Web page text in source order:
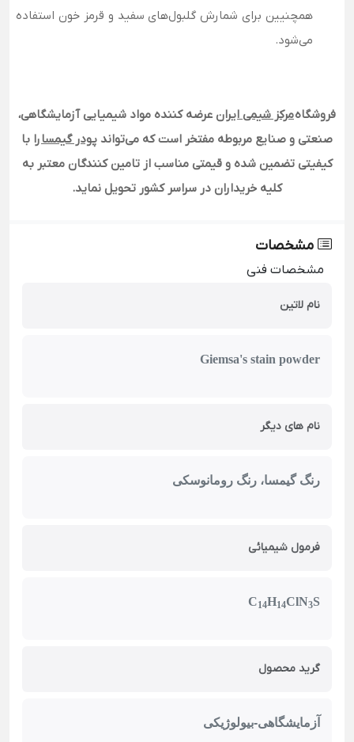
همچنیین برای شمارش گلبول‌های سفید و قرمز خون استفاده
می‌شود.
فروشگاهمرکز شیمی ایران عرضه کننده مواد شیمیایی آزمایشگاهی،
صنعتی و صنایع مربوطه مفتخر است که می‌تواند پودر گیمسارا با
کیفیتی تضمین شده و قیمتی مناسب از تامین کنندگان معتبر به
کلیه خریداران در سراسر کشور تحویل نماید.
مشخصات
مشخصات فنی
نام لاتین
Giemsa's stain powder
نام های دیگر
رنگ گیمسا، رنگ رومانوسکی
فرمول شیمیائی
C14H14ClN3S
گرید محصول
آزمایشگاهی-بیولوژیکی